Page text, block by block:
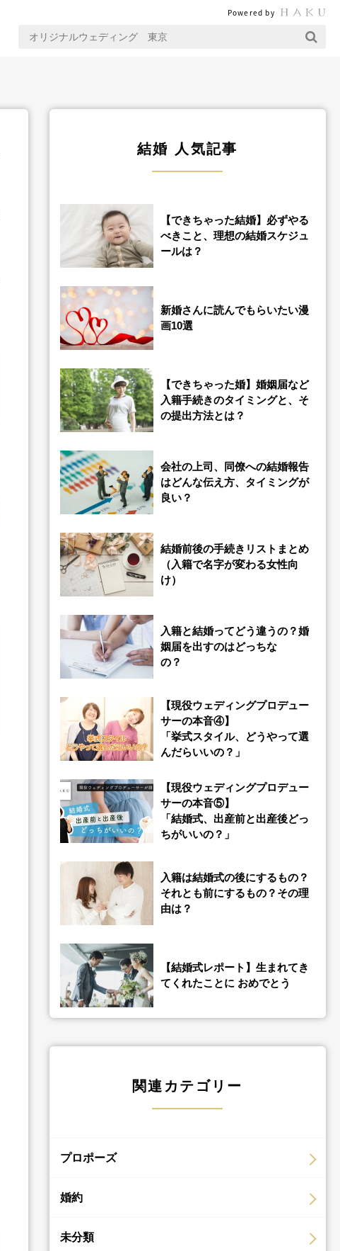
Powered by
結婚 人気記事
【できちゃった結婚】必ずやる
べきこと、理想の結婚スケジュ
ールは？
新婚さんに読んでもらいたい漫
画10選
【できちゃった婚】婚姻届など
入籍手続きのタイミングと、そ
の提出方法とは？
会社の上司、同僚への結婚報告
はどんな伝え方、タイミングが
良い？
結婚前後の手続きリストまとめ
（入籍で名字が変わる女性向
け）
入籍と結婚ってどう違うの？婚
姻届を出すのはどっちな
の？
【現役ウェディングプロデュー
サーの本音④】
「挙式スタイル、どうやって選
んだらいいの？」
【現役ウェディングプロデュー
サーの本音⑤】
「結婚式、出産前と出産後どっ
ちがいいの？」
入籍は結婚式の後にするもの？
それとも前にするもの？その理
由は？
【結婚式レポート】生まれてき
てくれたことに おめでとう
関連カテゴリー
プロポーズ
婚約
未分類